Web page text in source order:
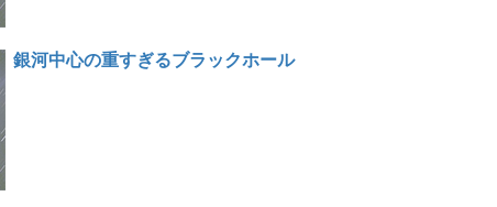
銀河中心の重すぎるブラックホール